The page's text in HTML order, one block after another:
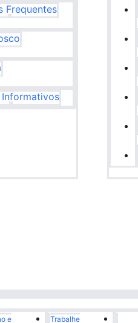
Frequentes
e Trabalhe